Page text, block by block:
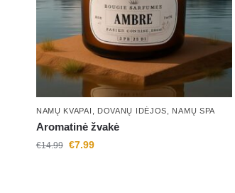
NAMŲ KVAPAI DOVANŲ IDĖJOS NAMŲ SPA
Aromatinė žvakė
€14.99 €7.99